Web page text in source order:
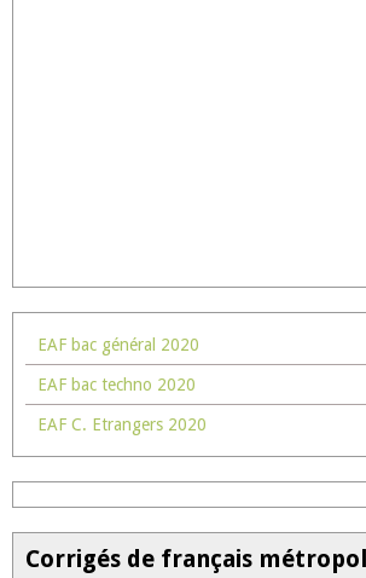
EAF bac général 2020
EAF bac techno 2020
EAF C. Etrangers 2020
Corrigés de français